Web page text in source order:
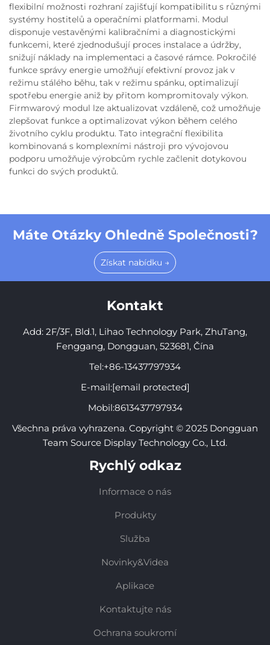
flexibilní možnosti rozhraní zajišťují kompatibilitu s různými
systémy hostitelů a operačními platformami. Modul
disponuje vestavěnými kalibračními a diagnostickými
funkcemi, které zjednodušují proces instalace a údržby,
snižují náklady na implementaci a časové rámce. Pokročilé
funkce správy energie umožňují efektivní provoz jak v
režimu stálého běhu, tak v režimu spánku, optimalizují
spotřebu energie aniž by přitom kompromitovaly výkon.
Firmwarový modul lze aktualizovat vzdáleně, což umožňuje
zlepšovat funkce a optimalizovat výkon během celého
životního cyklu produktu. Tato integrační flexibilita
kombinovaná s komplexními nástroji pro vývojovou
podporu umožňuje výrobcům rychle začlenit dotykovou
funkci do svých produktů.
Máte Otázky Ohledně Společnosti?
Získat nabídku →
Kontakt
Add: 2F/3F, Bld.1, Lihao Technology Park, ZhuTang,
Fenggang, Dongguan, 523681, Čína
Tel:+86-13437797934
E-mail:[email protected]
Mobil:8613437797934
Všechna práva vyhrazena. Copyright © 2025 Dongguan
Team Source Display Technology Co., Ltd.
Rychlý odkaz
Informace o nás
Produkty
Služba
Novinky&Videa
Aplikace
Kontaktujte nás
Ochrana soukromí